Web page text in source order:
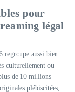
pour
légal
regroupe aussi bien
culturellement ou
de 10 millions
plébiscitées,